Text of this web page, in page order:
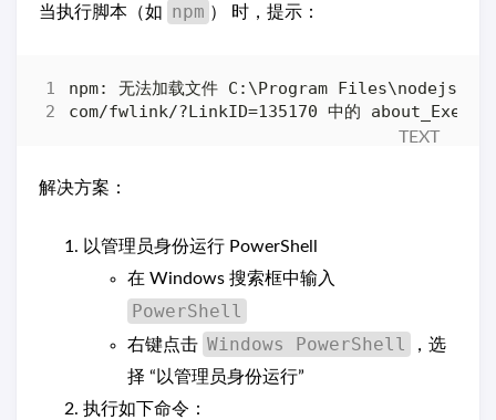
当执行脚本（如 npm ） 时，提示：
解决方案：
以管理员身份运行 PowerShell
在 Windows 搜索框中输入
PowerShell
右键点击 Windows PowerShell
，选
择 “以管理员身份运行”
执行如下命令：